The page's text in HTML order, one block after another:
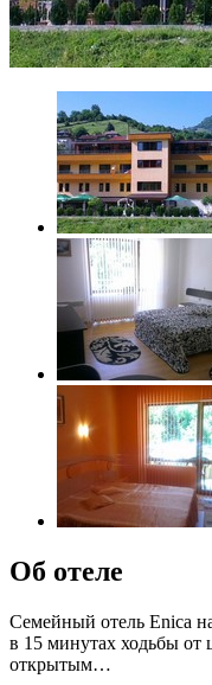
Об отеле
Семейный отель Enica
в 15 минутах ходьбы от
открытым…